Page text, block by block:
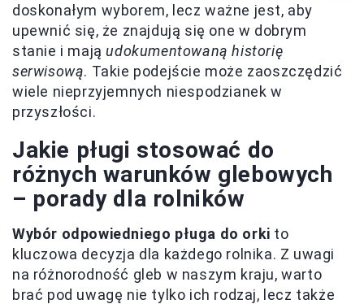
doskonałym wyborem, lecz ważne jest, aby
upewnić się, że znajdują się one w dobrym
stanie i mająudokumentowaną historię
serwisową. Takie podejście może zaoszczędzić
wiele nieprzyjemnych niespodzianek w
przyszłości.
Jakie pługi stosować do
różnych warunków glebowych
– porady dla rolników
Wybór odpowiedniego pługa do orki to
kluczowa decyzja dla każdego rolnika. Z uwagi
na różnorodność gleb w naszym kraju, warto
brać pod uwagę nie tylko ich rodzaj, lecz także